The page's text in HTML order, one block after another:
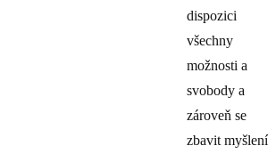
dispozici
všechny
možnosti a
svobody a
zároveň se
zbavit myšlení